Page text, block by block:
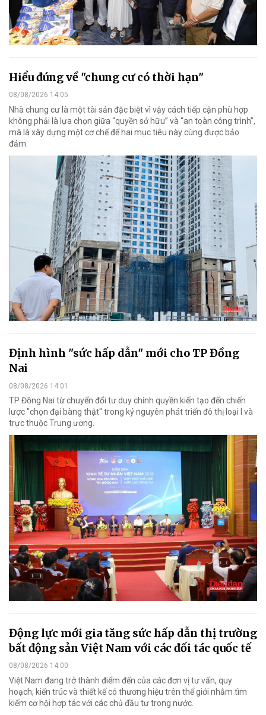
Hiểu đúng về "chung cư có thời hạn"
08/08/2026 14:05
Nhà chung cư là một tài sản đặc biệt vì vậy cách tiếp cận phù hợp
không phải là lựa chọn giữa “quyền sở hữu” và “an toàn công trình”,
mà là xây dựng một cơ chế để hai mục tiêu này cùng được bảo
đảm.
Định hình "sức hấp dẫn" mới cho TP Đồng
Nai
08/08/2026 14:01
TP Đồng Nai từ chuyển đổi tư duy chính quyền kiến tạo đến chiến
lược "chọn đại bàng thật" trong kỷ nguyên phát triển đô thị loại I và
trực thuộc Trung ương.
Động lực mới gia tăng sức hấp dẫn thị trường
bất động sản Việt Nam với các đối tác quốc tế
08/08/2026 14:00
Việt Nam đang trở thành điểm đến của các đơn vị tư vấn, quy
hoạch, kiến trúc và thiết kế có thương hiệu trên thế giới nhằm tìm
kiếm cơ hội hợp tác với các chủ đầu tư trong nước.